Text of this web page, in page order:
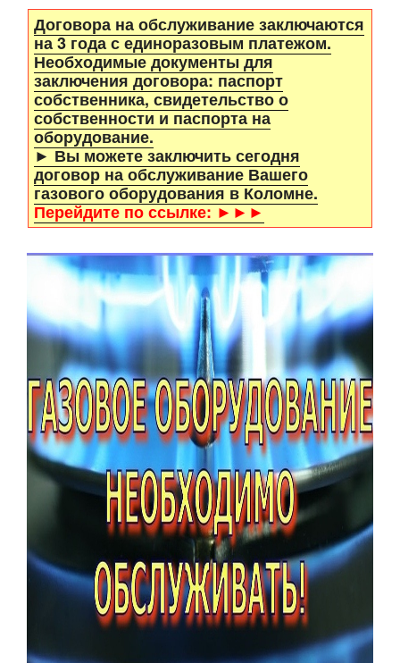
Договора на обслуживание заключаются
на 3 года с единоразовым платежом.
Необходимые документы для
заключения договора: паспорт
собственника, свидетельство о
собственности и паспорта на
оборудование.
► Вы можете заключить сегодня
договор на обслуживание Вашего
газового оборудования в Коломне.
Перейдите по ссылке: ►►►